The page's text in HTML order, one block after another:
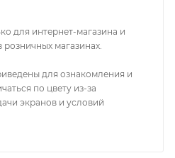
для интернет-магазина и
розничных магазинах.
для ознакомления и
по цвету из-за
экранов и условий